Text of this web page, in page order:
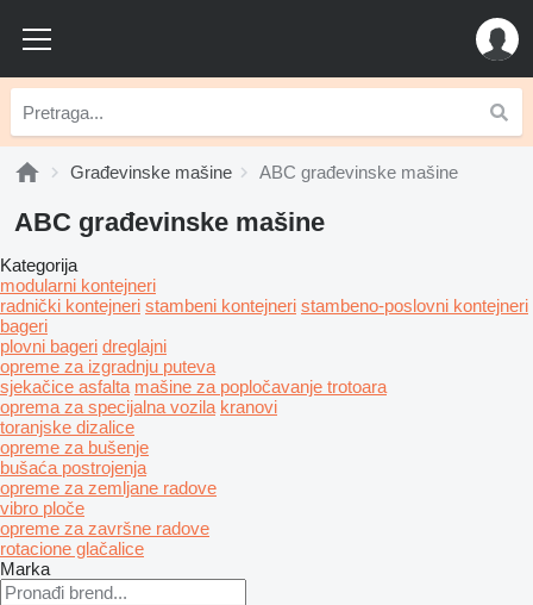
Građevinske mašine ABC građevinske mašine
ABC građevinske mašine
Kategorija
modularni kontejneri
radnički kontejneri stambeni kontejneri stambeno-poslovni kontejneri
bageri
plovni bageri dreglajni
opreme za izgradnju puteva
sјekačice asfalta mašine za popločavanje trotoara
oprema za specijalna vozila kranovi
toranjske dizalice
opreme za bušenje
bušaća postrojenja
opreme za zemljane radove
vibro ploče
opreme za završne radove
rotacione glačalice
Marka